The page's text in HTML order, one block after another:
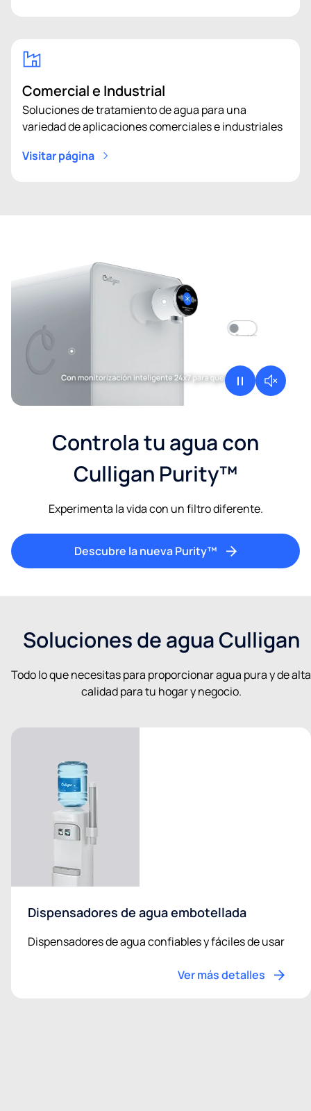
Comercial e Industrial
Soluciones de tratamiento de agua para una
variedad de aplicaciones comerciales e industriales
Visitar página
Controla tu agua con
Culligan Purity™
Experimenta la vida con un filtro diferente.
Descubre la nueva Purity™
Soluciones de agua Culligan
Todo lo que necesitas para proporcionar agua pura y de alta
calidad para tu hogar y negocio.
Dispensadores de agua embotellada
Dispensadores de agua confiables y fáciles de usar
Ver más detalles